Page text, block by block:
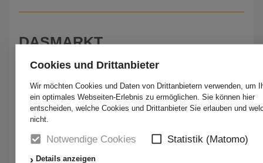
Cookies und Drittanbieter
Wir möchten Cookies und Daten von Drittanbietern verwenden, um
ein optimales Webseiten-Erlebnis zu ermöglichen. Sie können hier
entscheiden, welche Cookies und Drittanbieter Sie erlauben und
nicht.
Notwendige Cookies Statistik (Matomo)
Details anzeigen
DASMARKT
integrativen Supermarkt!
» mehr